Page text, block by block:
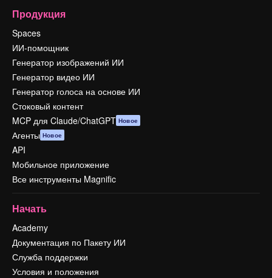
Продукция
Spaces
ИИ-помощник
Генератор изображений ИИ
Генератор видео ИИ
Генератор голоса на основе ИИ
Стоковый контент
MCP для Claude/ChatGPT Новое
Агенты Новое
API
Мобильное приложение
Все инструменты Magnific
Начать
Academy
Документация по Пакету ИИ
Служба поддержки
Условия и положения